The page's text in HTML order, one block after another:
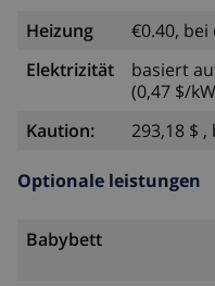
Heizung
€0.40,
Elektrizität
basiert
(0,47 $/
Kaution:
293,18 $
Optionale leistungen
Babybett